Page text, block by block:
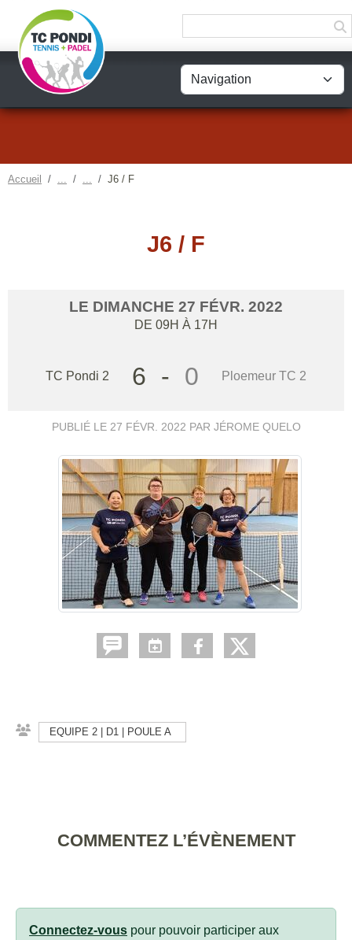
Accueil J6 / F
J6 / F
LE DIMANCHE 27 FÉVR. 2022
DE 09H À 17H
TC Pondi 2 6 - 0 Ploemeur TC 2
PUBLIÉ LE 27 FÉVR. 2022 PAR JÉROME QUELO
EQUIPE 2 | D1 | POULE A
COMMENTEZ L’ÉVÈNEMENT
Connectez-vous pour pouvoir participer aux
Panneau de gestion des cookies